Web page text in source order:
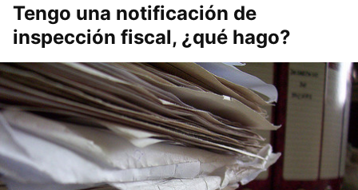
Tengo una notificación de
inspección fiscal, ¿qué hago?